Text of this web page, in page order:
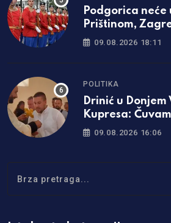
Podgorica neće
Prištinom,
09.08.2026 18:11
POLITIKA
Drinić u Donjem
Kupresa:
pravo na
09.08.2026 16:06